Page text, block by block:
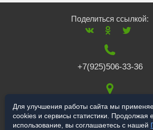
Поделиться ссылкой:
+7(925)506-33-36
117519,г. Москва,
Варшавское ш., 132
Для улучшения работы сайта мы
cookies и сервисы статистики. Продолжая
использование, вы соглашаетесь с нашей